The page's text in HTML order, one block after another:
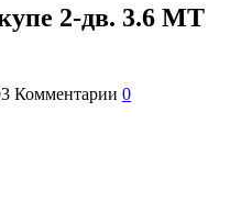
2-дв. 3.6 MT
Комментарии 0